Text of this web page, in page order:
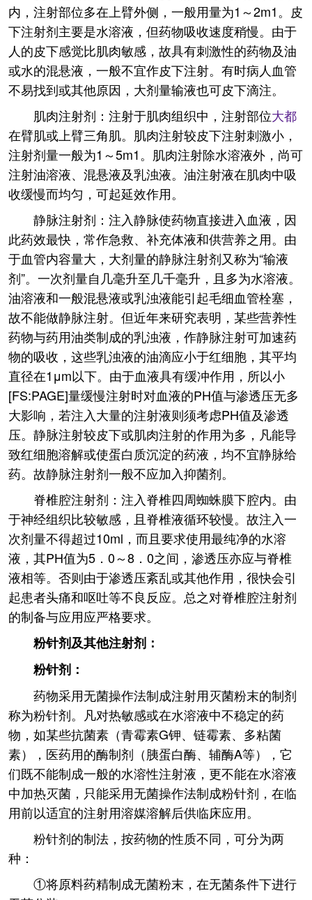
内，注射部位多在上臂外侧，一般用量为1～2m1。皮
下注射剂主要是水溶液，但药物吸收速度稍慢。由于
人的皮下感觉比肌肉敏感，故具有刺激性的药物及油
或水的混悬液，一般不宜作皮下注射。有时病人血管
不易找到或其他原因，大剂量输液也可皮下滴注。
肌肉注射剂：注射于肌肉组织中，注射部位大都
在臂肌或上臂三角肌。肌肉注射较皮下注射刺激小，
注射剂量一般为1～5m1。肌肉注射除水溶液外，尚可
注射油溶液、混悬液及乳浊液。油注射液在肌肉中吸
收缓慢而均匀，可起延效作用。
静脉注射剂：注入静脉使药物直接进入血液，因
此药效最快，常作急救、补充体液和供营养之用。由
于血管内容量大，大剂量的静脉注射剂又称为“输液
剂”。一次剂量自几毫升至几千毫升，且多为水溶液。
油溶液和一般混悬液或乳浊液能引起毛细血管栓塞，
故不能做静脉注射。但近年来研究表明，某些营养性
药物与药用油类制成的乳浊液，作静脉注射可加速药
物的吸收，这些乳浊液的油滴应小于红细胞，其平均
直径在1μm以下。由于血液具有缓冲作用，所以小
[FS:PAGE]量缓慢注射时对血液的PH值与渗透压无多
大影响，若注入大量的注射液则须考虑PH值及渗透
压。静脉注射较皮下或肌肉注射的作用为多，凡能导
致红细胞溶解或使蛋白质沉淀的药液，均不宜静脉给
药。故静脉注射剂一般不应加入抑菌剂。
脊椎腔注射剂：注入脊椎四周蜘蛛膜下腔内。由
于神经组织比较敏感，且脊椎液循环较慢。故注入一
次剂量不得超过10ml，而且要求使用最纯净的水溶
液，其PH值为5．0～8．0之间，渗透压亦应与脊椎
液相等。否则由于渗透压紊乱或其他作用，很快会引
起患者头痛和呕吐等不良反应。总之对脊椎腔注射剂
的制备与应用应严格要求。
粉针剂及其他注射剂：
粉针剂：
药物采用无菌操作法制成注射用灭菌粉末的制剂
称为粉针剂。凡对热敏感或在水溶液中不稳定的药
物，如某些抗菌素（青霉素G钾、链霉素、多粘菌
素），医药用的酶制剂（胰蛋白酶、辅酶A等），它
们既不能制成一般的水溶性注射液，更不能在水溶液
中加热灭菌，只能采用无菌操作法制成粉针剂，在临
用前以适宜的注射用溶媒溶解后供临床应用。
粉针剂的制法，按药物的性质不同，可分为两
种：
①将原料药精制成无菌粉末，在无菌条件下进行